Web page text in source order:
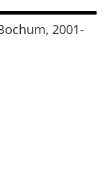
2001-